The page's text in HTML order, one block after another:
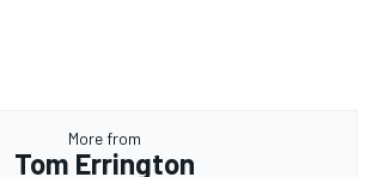
More from
Tom Errington